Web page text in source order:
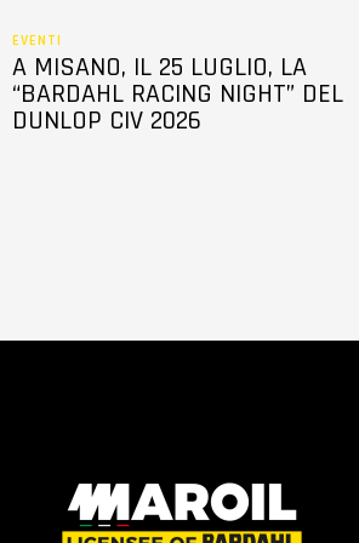
EVENTI
A MISANO, IL 25 LUGLIO, LA
“BARDAHL RACING NIGHT” DEL
DUNLOP CIV 2026